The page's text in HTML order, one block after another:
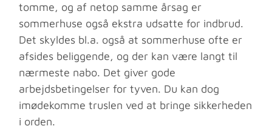
tomme, og af netop samme årsag er
sommerhuse også ekstra udsatte for indbrud.
Det skyldes bl.a. også at sommerhuse ofte er
afsides beliggende, og der kan være langt til
nærmeste nabo. Det giver gode
arbejdsbetingelser for tyven. Du kan dog
imødekomme truslen ved at bringe sikkerheden
i orden.